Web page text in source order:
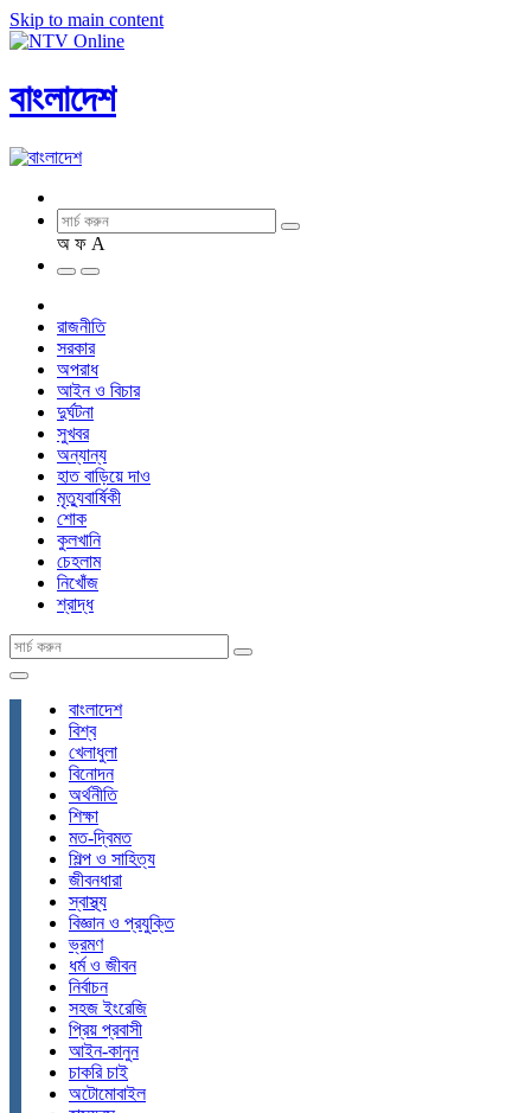
Skip to main content
বাংলাদেশ
অ ফ A
রাজনীতি
সরকার
অপরাধ
আইন ও বিচার
দুর্ঘটনা
সুখবর
অন্যান্য
হাত বাড়িয়ে দাও
মৃত্যুবার্ষিকী
শোক
কুলখানি
চেহলাম
নিখোঁজ
শ্রাদ্ধ
বাংলাদেশ
বিশ্ব
খেলাধুলা
বিনোদন
অর্থনীতি
শিক্ষা
মত-দ্বিমত
শিল্প ও সাহিত্য
জীবনধারা
স্বাস্থ্য
বিজ্ঞান ও প্রযুক্তি
ভ্রমণ
ধর্ম ও জীবন
নির্বাচন
সহজ ইংরেজি
প্রিয় প্রবাসী
আইন-কানুন
চাকরি চাই
অটোমোবাইল